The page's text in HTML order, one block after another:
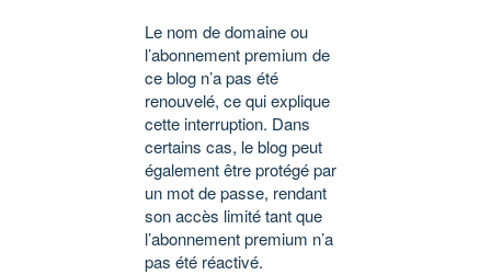
Le nom de domaine ou
l’abonnement premium de
ce blog n’a pas été
renouvelé, ce qui explique
cette interruption. Dans
certains cas, le blog peut
également être protégé par
un mot de passe, rendant
son accès limité tant que
l’abonnement premium n’a
pas été réactivé.